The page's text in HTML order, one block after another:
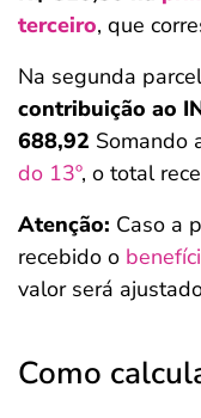
terceiro, que
Na segunda
contribuição ao
688,92 Somando
do 13º, o total
Atenção: Caso a
recebido o
valor será
Como